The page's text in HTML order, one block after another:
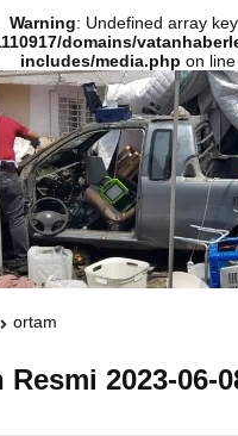
Warning: Undefined array
domains/
includes/media.php on line
ortam
Resmi 2023-06-